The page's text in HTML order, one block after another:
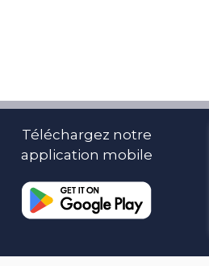
Téléchargez notre
application mobile